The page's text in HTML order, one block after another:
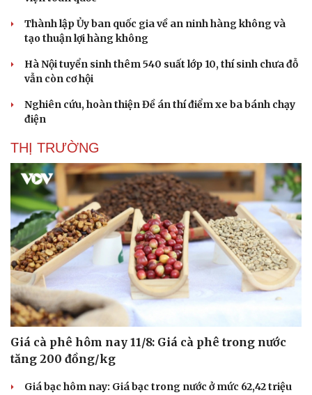
Thể thao
Bóng đá
Thế giới thể thao
Hậu trường
Ô tô - Xe máy
Thành lập Ủy ban quốc gia về an ninh hàng không và
tạo thuận lợi hàng không
Hà Nội tuyển sinh thêm 540 suất lớp 10, thí sinh chưa đỗ
vẫn còn cơ hội
Nghiên cứu, hoàn thiện Đề án thí điểm xe ba bánh chạy
điện
THỊ TRƯỜNG
Giá cà phê hôm nay 11/8: Giá cà phê trong nước
tăng 200 đồng/kg
Giá bạc hôm nay: Giá bạc trong nước ở mức 62,42 triệu